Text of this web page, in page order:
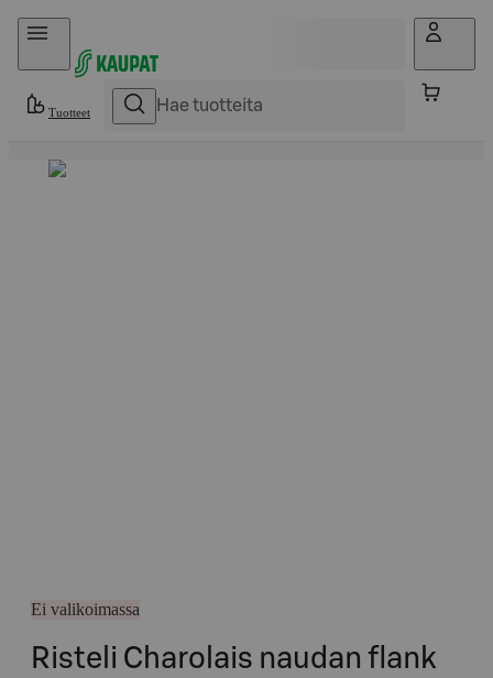
Hyppää sisältöön
Tuotteet
Ei valikoimassa
Risteli Charolais naudan flank